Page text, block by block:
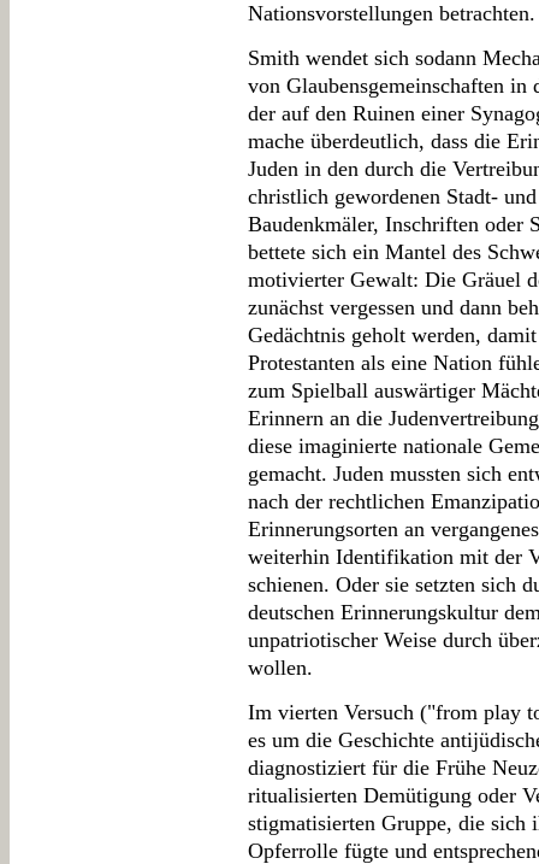
Nationsvorstellungen betrachten.
Smith wendet sich sodann
von Glaubensgemeinschaften in
der auf den Ruinen einer
mache überdeutlich, dass die
Juden in den durch die
christlich gewordenen Stadt-
Baudenkmäler, Inschriften oder
bettete sich ein Mantel des
motivierter Gewalt: Die Gräuel
zunächst vergessen und dann
Gedächtnis geholt werden,
Protestanten als eine Nation
zum Spielball auswärtiger
Erinnern an die
diese imaginierte nationale
gemacht. Juden mussten sich
nach der rechtlichen
Erinnerungsorten an
weiterhin Identifikation mit der
schienen. Oder sie setzten sich
deutschen Erinnerungskultur
unpatriotischer Weise durch
wollen.
Im vierten Versuch ("from play
es um die Geschichte
diagnostiziert für die Frühe
ritualisierten Demütigung oder
stigmatisierten Gruppe, die sich
Opferrolle fügte und